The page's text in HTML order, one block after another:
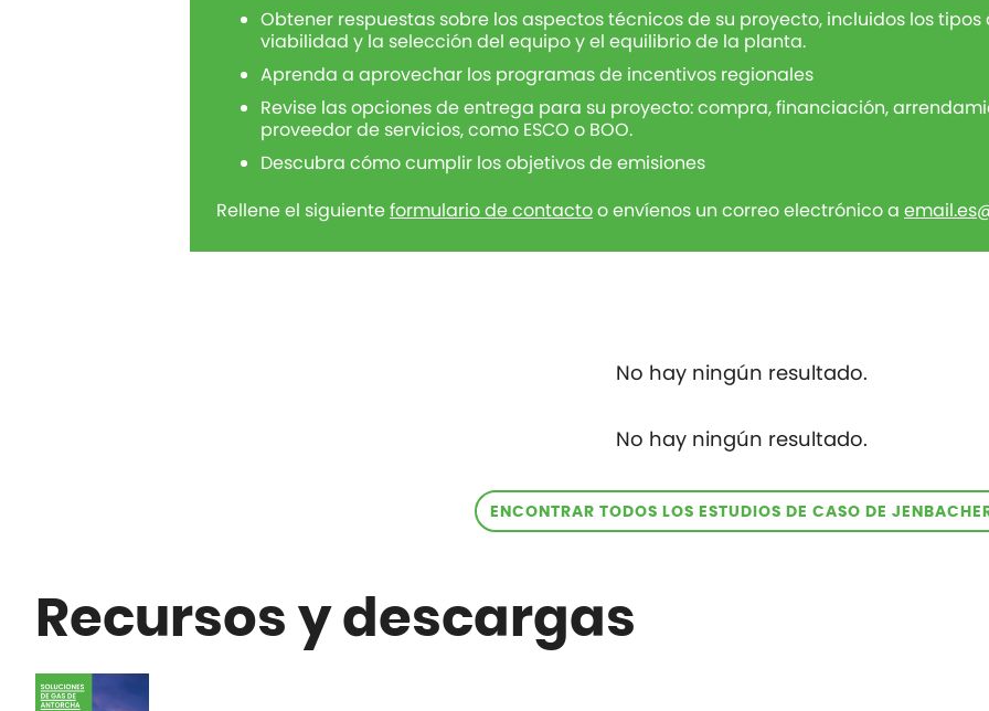
Obtener respuestas sobre los aspectos técnicos de su proyecto, incluidos los
viabilidad y la selección del equipo y el equilibrio de la planta.
Aprenda a aprovechar los programas de incentivos regionales
Revise las opciones de entrega para su proyecto: compra, financiación,
proveedor de servicios, como ESCO o BOO.
Descubra cómo cumplir los objetivos de emisiones
Rellene el siguienteformulario de contactoo envíenos un correo electrónico a
No hay ningún resultado.
No hay ningún resultado.
ENCONTRAR TODOS LOS ESTUDIOS DE CASO DE
Recursos y descargas